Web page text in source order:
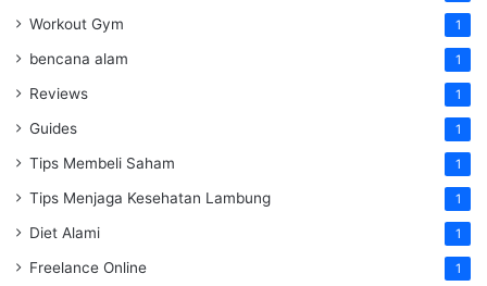
Workout Gym 1
bencana alam 1
Reviews 1
Guides 1
Tips Membeli Saham 1
Tips Menjaga Kesehatan Lambung 1
Diet Alami 1
Freelance Online 1